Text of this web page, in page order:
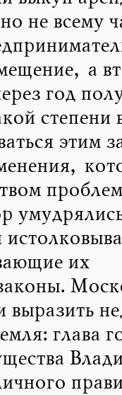
не всему
а
год
степени
этим
их
выразить
глава